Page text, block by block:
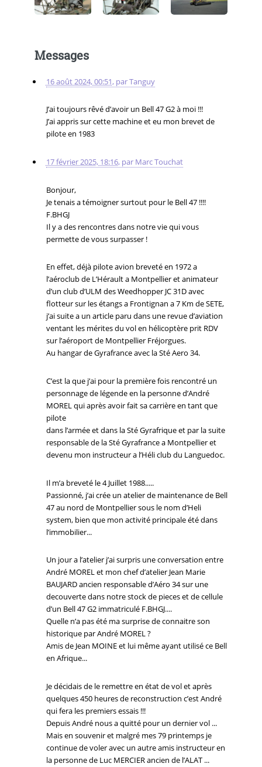
Messages
16 août 2024, 00:51, parTanguy
J’ai toujours rêvé d’avoir un Bell 47 G2 à moi !!!
J’ai appris sur cette machine et eu mon brevet de
pilote en 1983
17 février 2025, 18:16, par Marc Touchat
Bonjour,
Je tenais a témoigner surtout pour le Bell 47 !!!!
F.BHGJ
Il y a des rencontres dans notre vie qui vous
permette de vous surpasser !
En effet, déjà pilote avion breveté en 1972 a
l’aéroclub de L’Hérault a Montpellier et animateur
d’un club d’ULM des Weedhopper JC 31D avec
flotteur sur les étangs a Frontignan a 7 Km de SETE,
j’ai suite a un article paru dans une revue d’aviation
ventant les mérites du vol en hélicoptère prit RDV
sur l’aéroport de Montpellier Fréjorgues.
Au hangar de Gyrafrance avec la Sté Aero 34.
C’est la que j’ai pour la première fois rencontré un
personnage de légende en la personne d’André
MOREL qui après avoir fait sa carrière en tant que
pilote
dans l’armée et dans la Sté Gyrafrique et par la suite
responsable de la Sté Gyrafrance a Montpellier et
devenu mon instructeur a l’Héli club du Languedoc.
Il m’a breveté le 4 Juillet 1988.....
Passionné, j’ai crée un atelier de maintenance de Bell
47 au nord de Montpellier sous le nom d’Heli
system, bien que mon activité principale été dans
l’immobilier...
Un jour a l’atelier j’ai surpris une conversation entre
André MOREL et mon chef d’atelier Jean Marie
BAUJARD ancien responsable d’Aéro 34 sur une
decouverte dans notre stock de pieces et de cellule
d’un Bell 47 G2 immatriculé F.BHGJ....
Quelle n’a pas été ma surprise de connaitre son
historique par André MOREL ?
Amis de Jean MOINE et lui même ayant utilisé ce Bell
en Afrique...
Je décidais de le remettre en état de vol et après
quelques 450 heures de reconstruction c’est André
qui fera les premiers essais !!!
Depuis André nous a quitté pour un dernier vol ...
Mais en souvenir et malgré mes 79 printemps je
continue de voler avec un autre amis instructeur en
la personne de Luc MERCIER ancien de l’ALAT ...